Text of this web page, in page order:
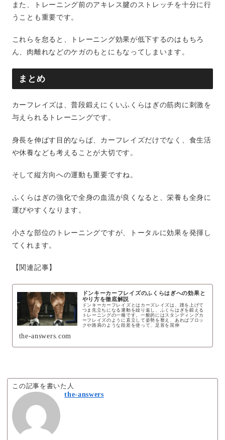
また、トレーニング前のアキレス腱のストレッチを十分に行
うことも重要です。
これらを怠ると、トレーニング効果が低下するのはもちろ
ん、肉離れなどのケガのもとにもなってしまいます。
まとめ
カーフレイズは、普段鍛えにくいふくらはぎの筋肉に刺激を
与えられるトレーニングです。
身長を伸ばす目的ならば、カーフレイズだけでなく、食生活
や休養なども考えることが大切です。
そして縦方向への運動も重要ですね。
ふくらはぎの強化で全身の血流が良くなると、栄養も全身に
運びやすくなります。
小さな部位のトレーニングですが、トータルに効果を発揮し
てくれます。
【関連記事】
ドンキーカーフレイズのふくらはぎへの効果と
やり方を徹底解説
ドンキーカーフレイズとはカーズレイズは、踵を上げて
つま先立ちになる運動を繰り返し、ふくらはぎを鍛える
トレーニングの一種です。一般的にはスタンディングカ
ーフレイズのように直立して姿勢を整え、あればブロッ
クや路肩のような段差を使って、足首を屈伸
the-answers.com
この記事を書いた人
the-answers